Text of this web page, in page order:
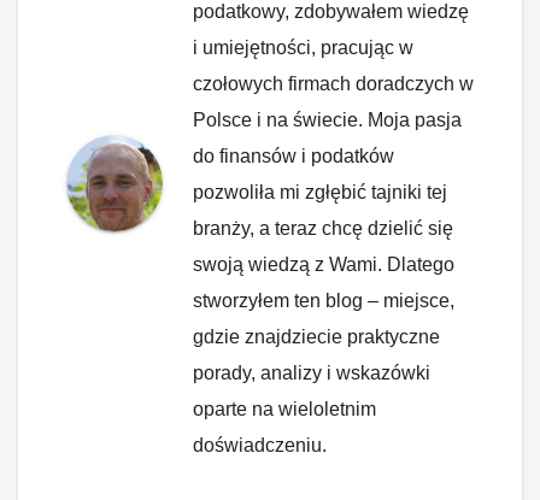
podatkowy, zdobywałem wiedzę
i umiejętności, pracując w
czołowych firmach doradczych w
Polsce i na świecie. Moja pasja
do finansów i podatków
pozwoliła mi zgłębić tajniki tej
branży, a teraz chcę dzielić się
swoją wiedzą z Wami. Dlatego
stworzyłem ten blog – miejsce,
gdzie znajdziecie praktyczne
porady, analizy i wskazówki
oparte na wieloletnim
doświadczeniu.